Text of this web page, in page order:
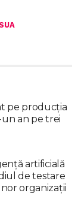
pe producția
un an pe trei
artificială
de testare
organizaţii